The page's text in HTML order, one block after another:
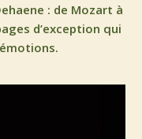
: de Mozart à
d’exception qui